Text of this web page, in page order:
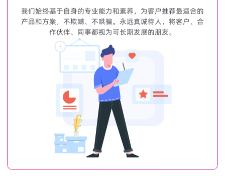
我们始终基于自身的专业能力和素养，为客户推荐最适合的
产品和方案，不欺瞒、不哄骗。永远真诚待人，将客户、合
作伙伴、同事都视为可长期发展的朋友。